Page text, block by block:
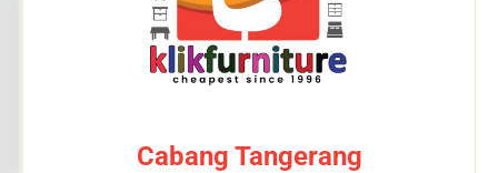
Cabang Tangerang